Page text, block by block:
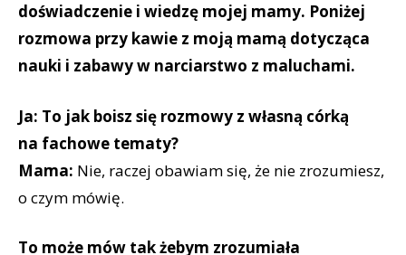
doświadczenie i wiedzę mojej mamy. Poniżej
rozmowa przy kawie z moją mamą dotycząca
nauki i zabawy w narciarstwo z maluchami.
Ja: To jak boisz się rozmowy z własną córką
na fachowe tematy?
Mama: Nie, raczej obawiam się, że nie zrozumiesz,
o czym mówię.
To może mów tak żebym zrozumiała